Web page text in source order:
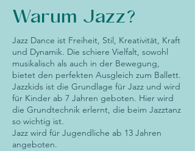
Warum Jazz?
Jazz Dance ist Freiheit, Stil, Kreativität, Kraft
und Dynamik. Die schiere Vielfalt, sowohl
musikalisch als auch in der Bewegung,
bietet den perfekten Ausgleich zum Ballett.
Jazzkids ist die Grundlage für Jazz und wird
für Kinder ab 7 Jahren geboten. Hier wird
die Grundtechnik erlernt, die beim Jazztanz
so wichtig ist.
Jazz wird für Jugendliche ab 13 Jahren
angeboten.